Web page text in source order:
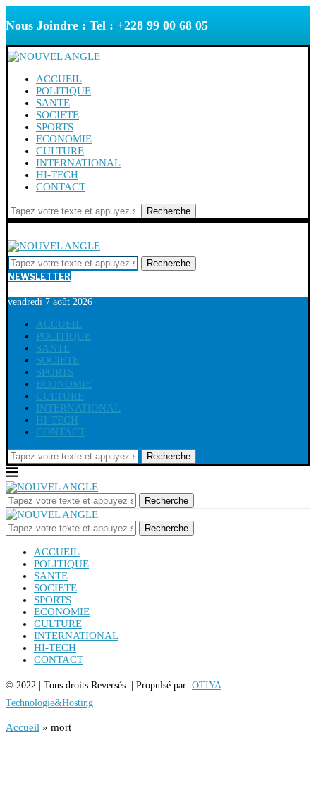
Nous Joindre : Tel : +228 99 00 68 05
ACCUEIL
POLITIQUE
SANTE
SOCIETE
SPORTS
ECONOMIE
CULTURE
INTERNATIONAL
HI-TECH
CONTACT
Recherche
Recherche
NEWSLETTER
vendredi 7 août 2026
ACCUEIL
POLITIQUE
SANTE
SOCIETE
SPORTS
ECONOMIE
CULTURE
INTERNATIONAL
HI-TECH
CONTACT
Recherche
Recherche
Recherche
ACCUEIL
POLITIQUE
SANTE
SOCIETE
SPORTS
ECONOMIE
CULTURE
INTERNATIONAL
HI-TECH
CONTACT
© 2022 | Tous droits Reversés. | Propulsé par OTIYA
Technologie&Hosting
Accueil » mort